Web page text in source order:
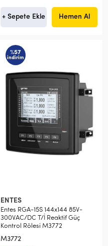
+ Sepete Ekle Hemen Al
%57
indirim
ENTES
Entes RGA-15S 144x144 85V-
300VAC/DC T/İ Reaktif Güç
Kontrol Rölesi M3772
M3772